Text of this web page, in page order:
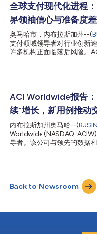
付行业：变革时代的领导力
了明确的长期现代化路线图
景。 ACI Worldwide首席战
年，支付行业的变革将不再
时支付现已成为行业基准，
则在重塑价值链的每一个环
须有目标地推进现代化转型
全球支付现代化进程
界领袖信心与准备度
奥马哈市，内布拉斯加州--(
支付领域领导者对行业创新
许多机构正面临落后风险。
局。 这份基于北美、欧洲、
（Payments in Transition:
transformation）揭示：尽
付领域领导者，但仅有不足
高管理层的优先事项。 这种
将带来愈发高昂的代价。超
现有技术，44%将遗留系统
转型困境，53%的受访者指
ACI Worldwide报告
续”增长，新用例推动
内布拉斯加州奥马哈--(
Worldwide (NASDAQ:
导者。该公司与领先的数据
经济效益和世界各地消费者
期）则对一些全球领先的实
些国家能够成功建立端到端
的立法者和央行纷纷推动实
年，全球实时交易量预计将
Back to Newsroom